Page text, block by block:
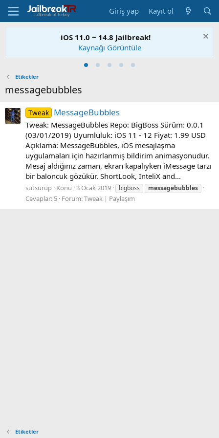
Giriş yap Kayıt ol
iOS 11.0 ~ 14.8 Jailbreak!
Kaynağı Görüntüle
Etiketler
messagebubbles
Tweak MessageBubbles
Tweak: MessageBubbles Repo: BigBoss Sürüm: 0.0.1
(03/01/2019) Uyumluluk: iOS 11 - 12 Fiyat: 1.99 USD
Açıklama: MessageBubbles, iOS mesajlaşma
uygulamaları için hazırlanmış bildirim animasyonudur.
Mesaj aldığınız zaman, ekran kapalıyken iMessage tarzı
bir baloncuk gözükür. ShortLook, InteliX and...
sutsurup Konu 3 Ocak 2019 bigboss messagebubbles
Cevaplar: 5 Forum:Tweak | Paylaşım
Etiketler